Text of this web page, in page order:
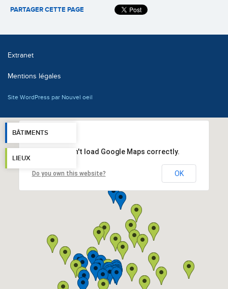
PARTAGER CETTE PAGE
Extranet
Mentions légales
Site WordPress par Nouvel oeil
BÂTIMENTS
LIEUX
This page can't load Google Maps correctly.
Do you own this website? OK